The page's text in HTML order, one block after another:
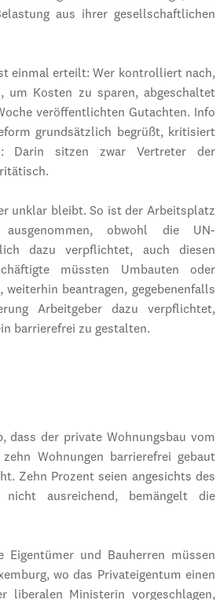
aus ihrer gesellschaftlichen
einmal erteilt: Wer kontrolliert nach,
um Kosten zu sparen, abgeschaltet
veröffentlichten Gutachten. Info
grundsätzlich begrüßt, kritisiert
Darin sitzen zwar Vertreter der
unklar bleibt. So ist der Arbeitsplatz
obwohl die UN-
dazu verpflichtet, auch diesen
müssten Umbauten oder
beantragen, gegebenenfalls
Arbeitgeber dazu verpflichtet,
barrierefrei zu gestalten.
dass der private Wohnungsbau vom
Wohnungen barrierefrei gebaut
Zehn Prozent seien angesichts des
nicht ausreichend, bemängelt die
Eigentümer und Bauherren müssen
wo das Privateigentum einen
liberalen Ministerin vorgeschlagen,